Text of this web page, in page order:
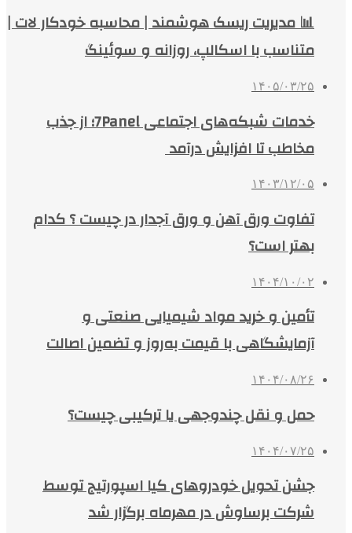
📊 مدیریت ریسک هوشمند | محاسبه خودکار لات |
متناسب با اسکالپ، روزانه و سوئینگ
۱۴۰۵/۰۳/۲۵
خدمات شبکه‌های اجتماعی 7Panel؛ از جذب
مخاطب تا افزایش درآمد
۱۴۰۳/۱۲/۰۵
تفاوت ورق آهن و ورق آجدار در چیست ؟ کدام
بهتر است؟
۱۴۰۴/۱۰/۰۲
تأمین و خرید مواد شیمیایی صنعتی و
آزمایشگاهی با قیمت به‌روز و تضمین اصالت
۱۴۰۴/۰۸/۲۶
حمل و نقل چندوجهی یا ترکیبی چیست؟
۱۴۰۴/۰۷/۲۵
جشن تحویل خودروهای کیا اسپورتیج توسط
شرکت برساوش در مهرماه برگزار شد